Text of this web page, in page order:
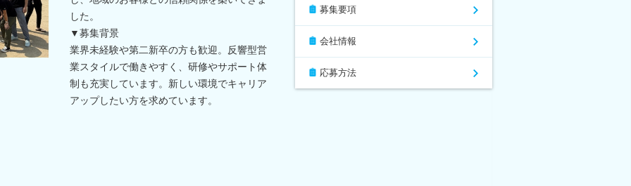
した。
▼募集背景
業界未経験や第二新卒の方も歓迎。反響型営
業スタイルで働きやすく、研修やサポート体
制も充実しています。新しい環境でキャリア
アップしたい方を求めています。
募集要項
会社情報
応募方法